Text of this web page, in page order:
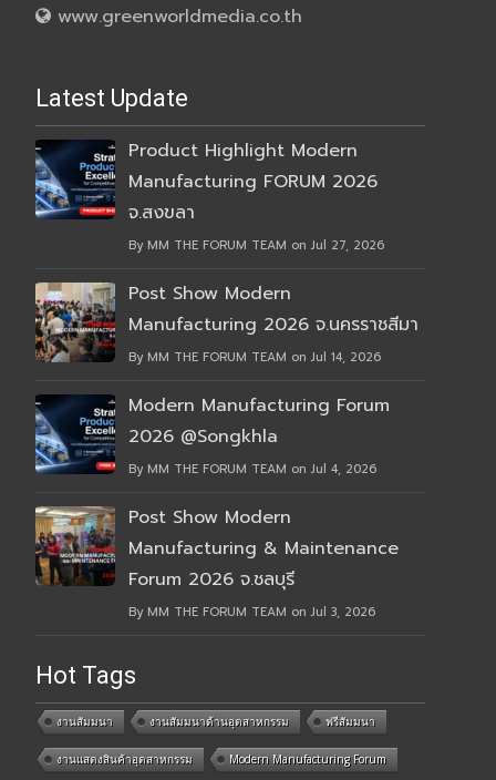
www.greenworldmedia.co.th
Latest Update
Product Highlight Modern
Manufacturing FORUM 2026
จ.สงขลา
By MM THE FORUM TEAM on Jul 27, 2026
Post Show Modern
Manufacturing 2026 จ.นครราชสีมา
By MM THE FORUM TEAM on Jul 14, 2026
Modern Manufacturing Forum
2026 @Songkhla
By MM THE FORUM TEAM on Jul 4, 2026
Post Show Modern
Manufacturing & Maintenance
Forum 2026 จ.ชลบุรี
By MM THE FORUM TEAM on Jul 3, 2026
Hot Tags
งานสัมมนา งานสัมมนาด้านอุตสาหกรรม ฟรีสัมมนา
งานแสดงสินค้าอุตสาหกรรม Modern Manufacturing Forum